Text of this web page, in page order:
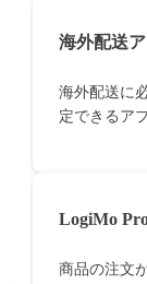
海外配送
海外配送に
定できるア
LogiMo
商品の注文